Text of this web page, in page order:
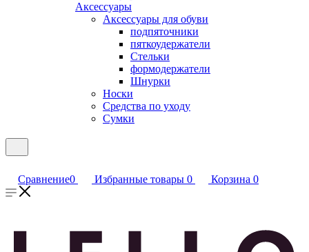
Аксессуары
Аксессуары для обуви
подпяточники
пяткоудержатели
Стельки
формодержатели
Шнурки
Носки
Средства по уходу
Сумки
Сравнение0 Избранные товары 0 Корзина 0